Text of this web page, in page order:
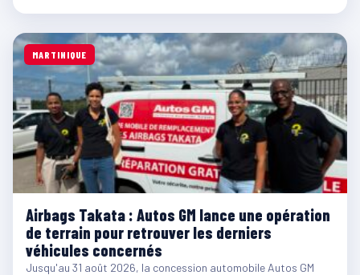
MARTINIQUE
Airbags Takata : Autos GM lance une opération
de terrain pour retrouver les derniers
véhicules concernés
Jusqu'au 31 août 2026, la concession automobile Autos GM